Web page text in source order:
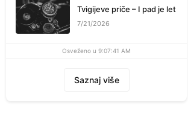
Tvigijeve priče – I pad je let
7/21/2026
Osveženo u 9:07:41 AM
Saznaj više